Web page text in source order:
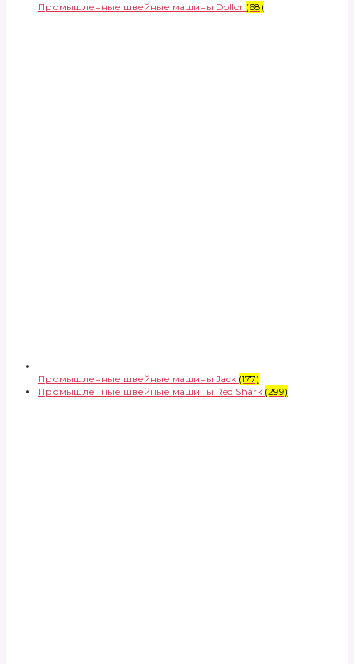
Промышленные швейные машины Dollor (68)
Промышленные швейные машины Jack (177)
Промышленные швейные машины Red Shark (299)